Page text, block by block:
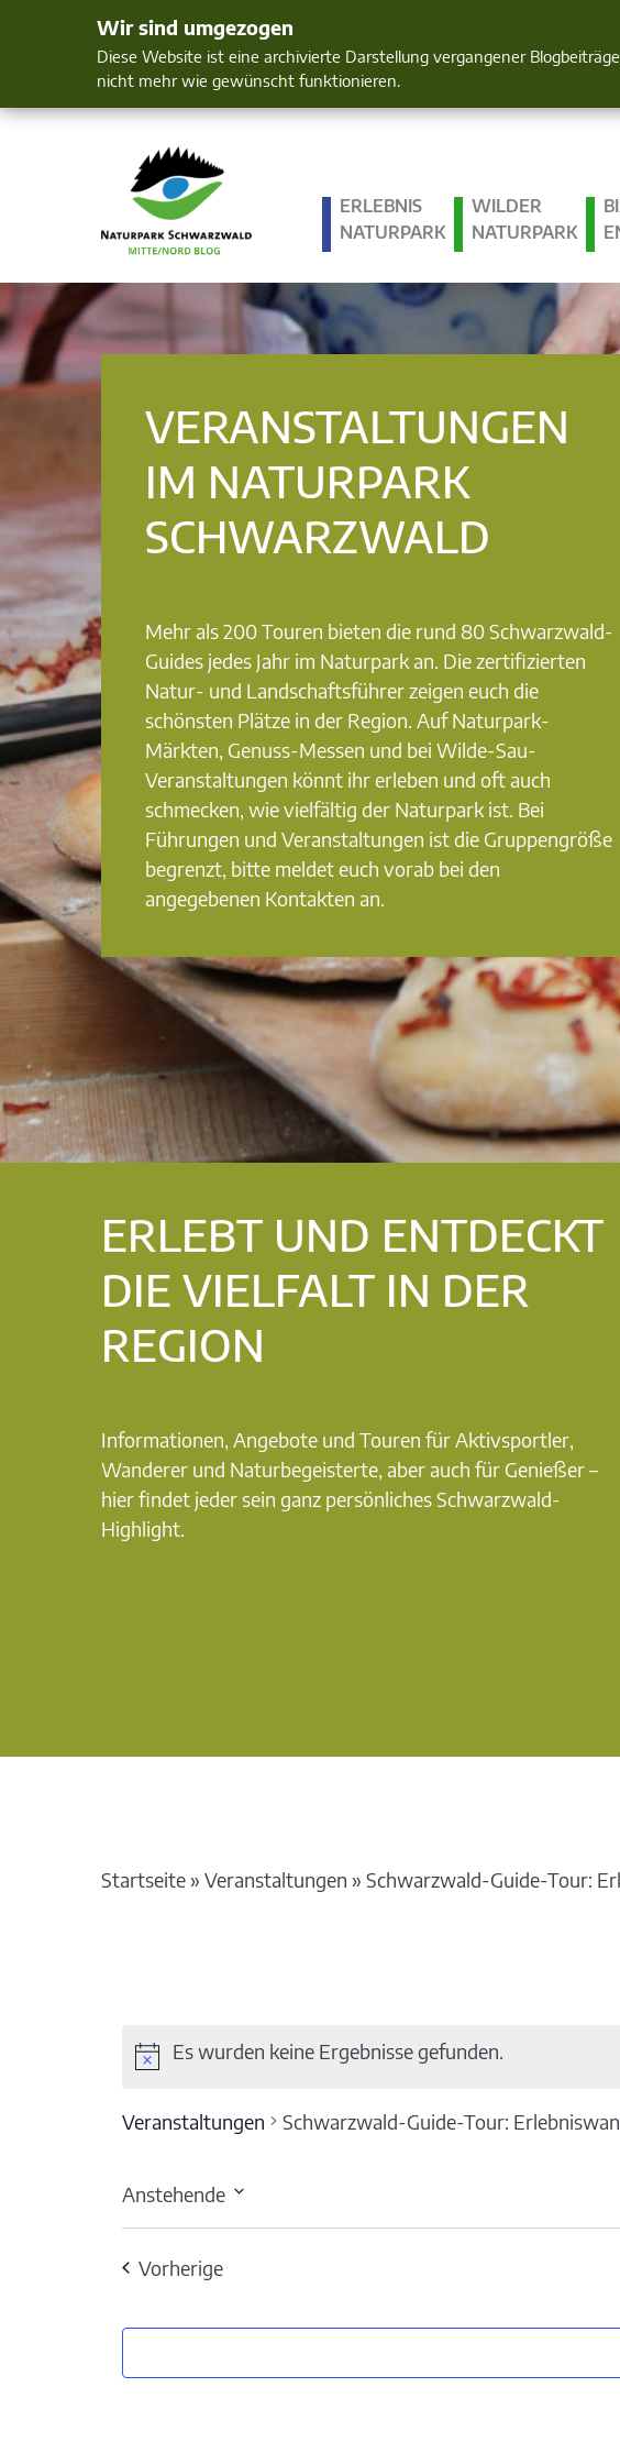
Wir sind umgezogen
Diese Website ist eine archivierte Darstellung vergangener
nicht mehr wie gewünscht funktionieren.
Mensch und Natur
ERLEBNIS
NATURPARK
WILDER
NATURPARK
VERANSTALTUNGEN
IM NATURPARK
SCHWARZWALD
Mehr als 200 Touren bieten die rund 80 Schwarzwald-
Guides jedes Jahr im Naturpark an. Die zertifizierten
Natur- und Landschaftsführer zeigen euch die
schönsten Plätze in der Region. Auf Naturpark-
Märkten, Genuss-Messen und bei Wilde-Sau-
Veranstaltungen könnt ihr erleben und oft auch
schmecken, wie vielfältig der Naturpark ist. Bei
Führungen und Veranstaltungen ist die Gruppengröße
begrenzt, bitte meldet euch vorab bei den
angegebenen Kontakten an.
ERLEBT UND ENTDECKT
DIE VIELFALT IN DER
REGION
Informationen, Angebote und Touren für Aktivsportler,
Wanderer und Naturbegeisterte, aber auch für Genießer –
hier findet jeder sein ganz persönliches Schwarzwald-
Highlight.
Startseite» Veranstaltungen » Schwarzwald-Guide-Tour:
Es wurden keine Ergebnisse gefunden.
Veranstaltungen Schwarzwald-Guide-Tour:
Anstehende
Datum
VorherigeVeranstaltungen